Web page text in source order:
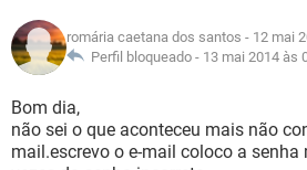
GUIA DE COMPRAS
INSTAGRAM GMAIL
GUIA DE COMPRAS
CELULAR
OUTLOOK EXCEL
INSTAGRAM
GUIA DE COMPRAS
JOGOS
CELULAR
OUTLOOK
INSTAGRAM GMAIL
GLOSSÁRIO
JOGOS
CELULAR
romária caetana dos santos - 12 mai
Perfil bloqueado - 13 mai 2014 às
Bom dia,
não sei o que aconteceu mais não
mail.escrevo o e-mail coloco a senha